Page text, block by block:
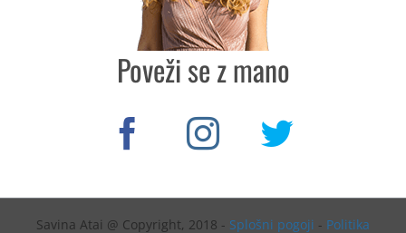
Poveži se z mano
Savina Atai @ Copyright, 2018 - Splošni pogoji - Politika